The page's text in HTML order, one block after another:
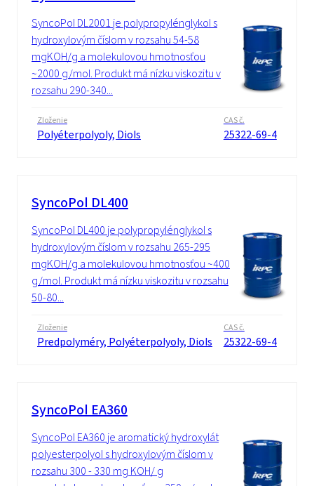
SyncoPol DL2001 je polypropylénglykol s
hydroxylovým číslom v rozsahu 54-58
mgKOH/g a molekulovou hmotnosťou
~2000 g/mol. Produkt má nízku viskozitu v
rozsahu 290-340...
Zloženie
Polyéterpolyoly, Diols
CAS č.
25322-69-4
SyncoPol DL400
SyncoPol DL400 je polypropylénglykol s
hydroxylovým číslom v rozsahu 265-295
mgKOH/g a molekulovou hmotnosťou ~400
g/mol. Produkt má nízku viskozitu v rozsahu
50-80...
Zloženie
Predpolyméry, Polyéterpolyoly, Diols
CAS č.
25322-69-4
SyncoPol EA360
SyncoPol EA360 je aromatický hydroxylát
polyesterpolyol s hydroxylovým číslom v
rozsahu 300 - 330 mg KOH/ g